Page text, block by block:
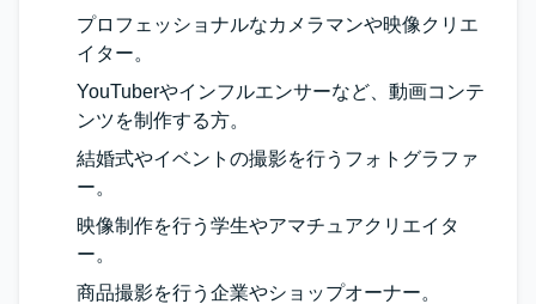
プロフェッショナルなカメラマンや映像クリエ
イター。
YouTuberやインフルエンサーなど、動画コンテ
ンツを制作する方。
結婚式やイベントの撮影を行うフォトグラファ
ー。
映像制作を行う学生やアマチュアクリエイタ
ー。
商品撮影を行う企業やショップオーナー。